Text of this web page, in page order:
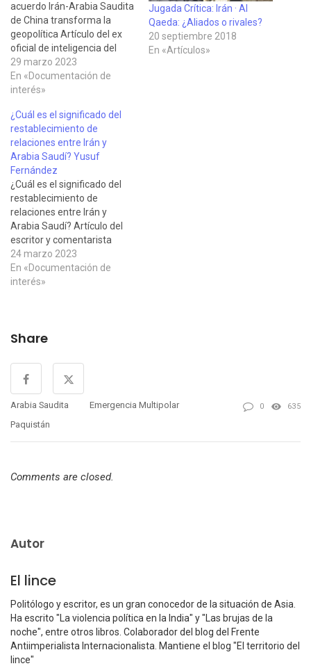
acuerdo Irán-Arabia Saudita
de China transforma la
geopolítica Artículo del ex
oficial de inteligencia del
Cuerpo de Marines de los
EE. UU. Scott Ritter,
publicado por El Espía Digital
comentando el giro radical
en las alianzas en Medio
Oriente, que dejan…
29 marzo 2023
En «Documentación de
interés»
Jugada Crítica: Irán · Al
Qaeda: ¿Aliados o rivales?
20 septiembre 2018
En «Artículos»
¿Cuál es el significado del
restablecimiento de
relaciones entre Irán y
Arabia Saudí? Yusuf
Fernández
¿Cuál es el significado del
restablecimiento de
relaciones entre Irán y
Arabia Saudí? Artículo del
escritor y comentarista
hispano-musulmán Yusuf
Fernández, publicado en Al
Manar en español el 14 de
alcanzado entre Irán y
24 marzo 2023
En «Documentación de
interés»
Share
Arabia Saudita
Emergencia Multipolar
Paquistán
0 635
Comments are closed.
Autor
El lince
Politólogo y escritor, es un gran conocedor de la situación de Asia.
Ha escrito "La violencia política en la India" y "Las brujas de la
noche", entre otros libros. Colaborador del blog del Frente
Antiimperialista Internacionalista. Mantiene el blog "El territorio del
lince"